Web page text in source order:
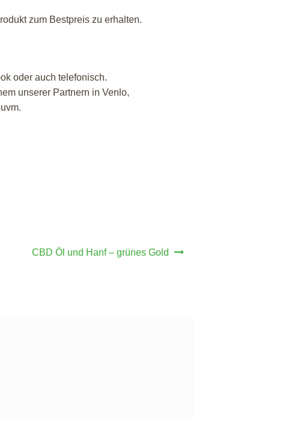
zum Bestpreis zu erhalten.
oder auch telefonisch.
unserer Partnern in Venlo,
CBD Öl und Hanf – grünes Gold